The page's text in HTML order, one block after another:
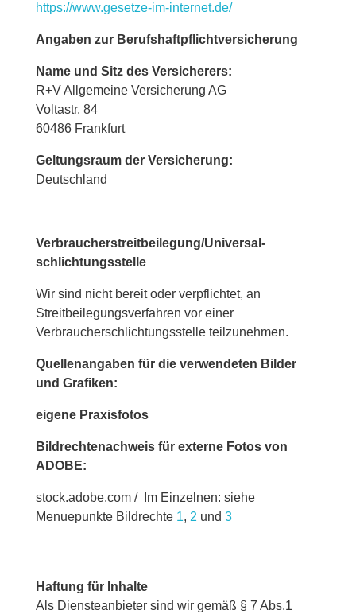
https://www.gesetze-im-internet.de/
Angaben zur Berufs­haftpflicht­versicherung
Name und Sitz des Versicherers:
R+V Allgemeine Versicherung AG
Voltastr. 84
60486 Frankfurt
Geltungsraum der Versicherung:
Deutschland
Verbraucher­streit­beilegung/Universal­
schlichtungs­stelle
Wir sind nicht bereit oder verpflichtet, an
Streitbeilegungsverfahren vor einer
Verbraucherschlichtungsstelle teilzunehmen.
Quellenangaben für die verwendeten Bilder
und Grafiken:
eigene Praxisfotos
Bildrechtenachweis für externe Fotos von
ADOBE:
stock.adobe.com / Im Einzelnen: siehe
Menuepunkte Bildrechte 1, 2 und 3
Haftung für Inhalte
Als Diensteanbieter sind wir gemäß § 7 Abs.1